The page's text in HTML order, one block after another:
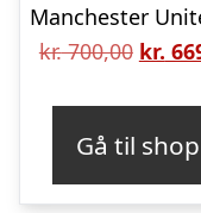
kr.700,00 Den
var:
kr.
kr.
Gå til shop